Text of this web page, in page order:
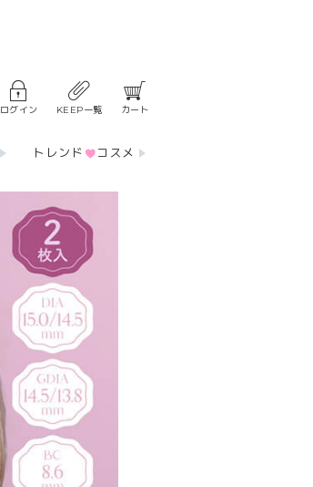
ログイン KEEP一覧 カート
トレンド コスメ